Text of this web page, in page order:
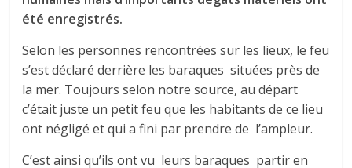
été enregistrés.
Selon les personnes rencontrées sur les lieux, le feu
s’est déclaré derrière les baraques situées près de
la mer. Toujours selon notre source, au départ
c’était juste un petit feu que les habitants de ce lieu
ont négligé et qui a fini par prendre de l’ampleur.
C’est ainsi qu’ils ont vu leurs baraques partir en